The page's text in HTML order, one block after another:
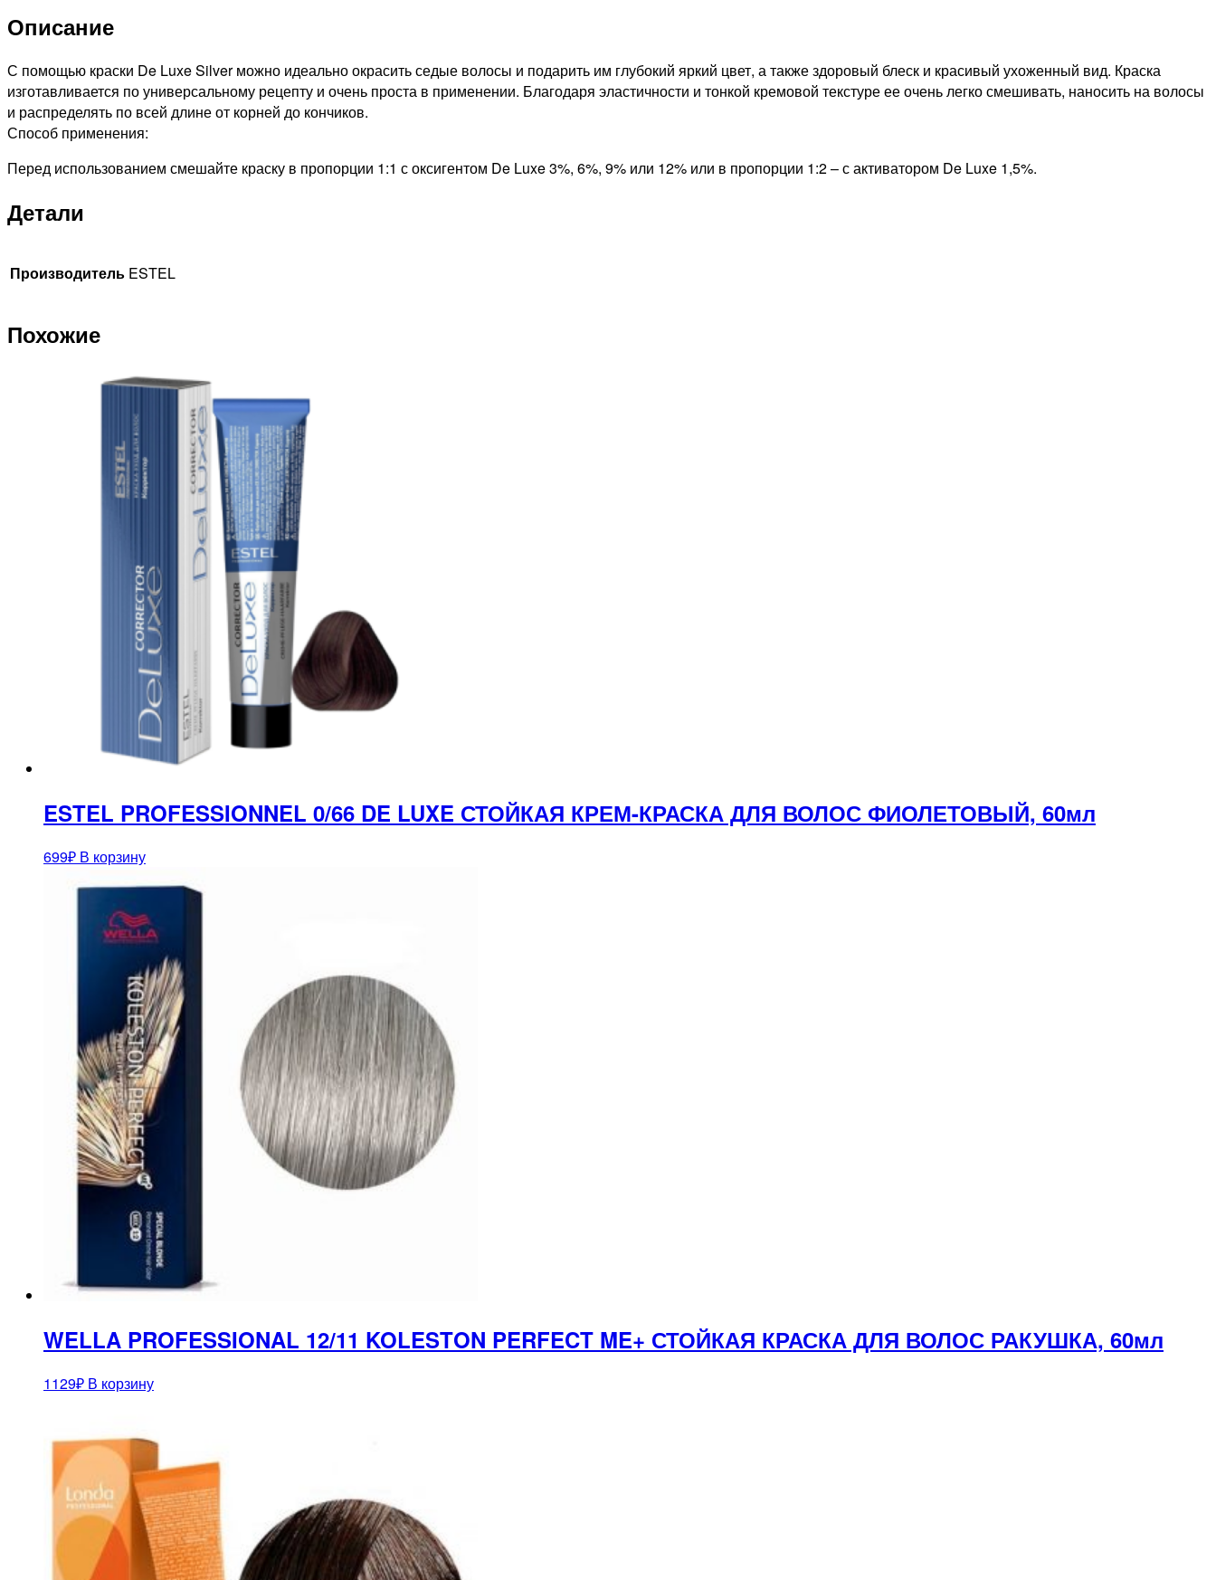
SILVER
КРАСКА
ДЛЯ
СЕДЫХ
ВОЛОС
РУСЫЙ,
Описание
С помощью краски De Luxe Silver можно идеально окрасить седые волосы и подарить им глубокий яркий цвет, а также здоровый блеск и красивый ухоженный вид. Краска
изготавливается по универсальному рецепту и очень проста в применении. Благодаря эластичности и тонкой кремовой текстуре ее очень легко смешивать, наносить на волосы
и распределять по всей длине от корней до кончиков.
Способ применения:
Перед использованием смешайте краску в пропорции 1:1 с оксигентом De Luxe 3%, 6%, 9% или 12% или в пропорции 1:2 – с активатором De Luxe 1,5%.
Детали
Производитель ESTEL
Похожие
ESTEL PROFESSIONNEL 0/66 DE LUXE СТОЙКАЯ КРЕМ-КРАСКА ДЛЯ ВОЛОС ФИОЛЕТОВЫЙ, 60мл
699₽ В корзину
WELLA PROFESSIONAL 12/11 KOLESTON PERFECT ME+ СТОЙКАЯ КРАСКА ДЛЯ ВОЛОС РАКУШКА, 60мл
1129₽ В корзину